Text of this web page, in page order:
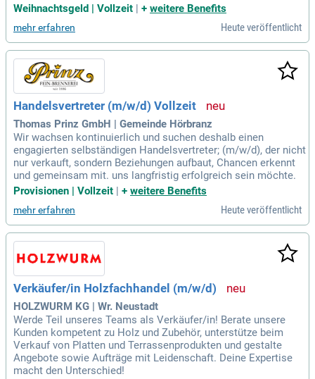
Weihnachtsgeld | Vollzeit | + weitere Benefits
mehr erfahren Heute veröffentlicht
Handelsvertreter (m/w/d) Vollzeit
Thomas Prinz GmbH | Gemeinde Hörbranz
Wir wachsen kontinuierlich und suchen deshalb einen
engagierten selbständigen Handelsvertreter; (m/w/d), der nicht
nur verkauft, sondern Beziehungen aufbaut, Chancen erkennt
und gemeinsam mit. uns langfristig erfolgreich sein möchte.
Provisionen | Vollzeit | + weitere Benefits
mehr erfahren Heute veröffentlicht
Verkäufer/in Holzfachhandel (m/w/d)
HOLZWURM KG | Wr. Neustadt
Werde Teil unseres Teams als Verkäufer/in! Berate unsere
Kunden kompetent zu Holz und Zubehör, unterstütze beim
Verkauf von Platten und Terrassenprodukten und gestalte
Angebote sowie Aufträge mit Leidenschaft. Deine Expertise
macht den Unterschied!